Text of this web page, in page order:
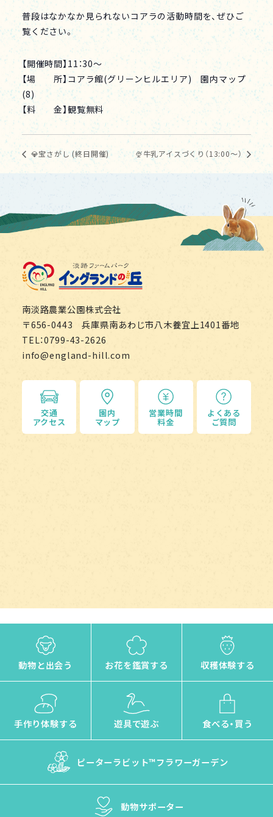
普段はなかなか見られないコアラの活動時間を、ぜひご
覧ください。
【開催時間】11：30～
【場 所】コアラ館(グリーンヒルエリア) 園内マップ
(8)
【料 金】観覧無料
💎宝さがし (終日開催) 🍨牛乳アイスづくり（13:00～）
南淡路農業公園株式会社
〒656-0443 兵庫県南あわじ市八木養宜上1401番地
TEL：0799-43-2626
info@england-hill.com
交通
アクセス
園内
マップ
営業時間
料金
よくある
ご質問
動物と出会う お花を鑑賞する 収穫体験する
手作り体験する 遊具で遊ぶ 食べる・買う
ピーターラビット™フラワーガーデン
動物サポーター